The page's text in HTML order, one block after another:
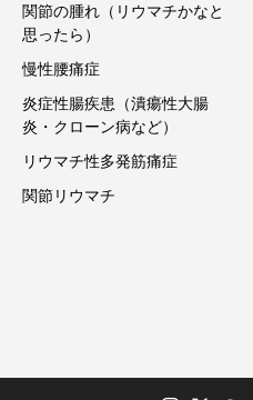
関節の腫れ（リウマチかなと
思ったら）
慢性腰痛症
炎症性腸疾患（潰瘍性大腸
炎・クローン病など）
リウマチ性多発筋痛症
関節リウマチ